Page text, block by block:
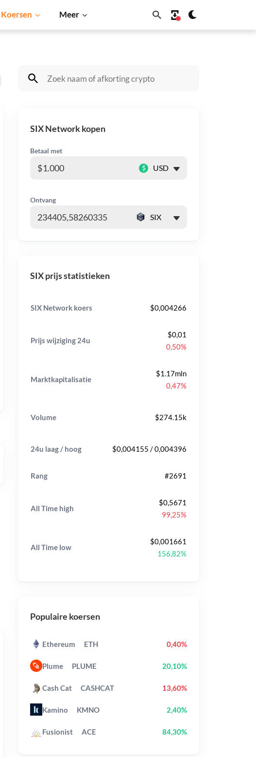
Koersen Meer
Shiba Inu Dogecoin Solana BNB
SIX Network kopen
Betaal met
$
Ontvang
SIX prijs statistieken
SIX Network koers $0,004266
Prijs wijziging 24u
$0,01
0,50%
Marktkapitalisatie
$1.17mln
0,47%
Volume $274.15k
24u laag / hoog $0,004155 / 0,004396
Rang #2691
All Time high
$0,5671
99,25%
All Time low
$0,001661
156,82%
Populaire koersen
Ethereum ETH 0,40%
Plume PLUME 20,10%
Cash Cat CASHCAT 13,60%
Kamino KMNO 2,40%
Fusionist ACE 84,30%